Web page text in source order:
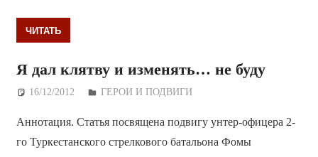
ЧИТАТЬ
Я дал клятву и изменять… не буду
16/12/2012 Дежурный по Редакции
ГЕРОИ И ПОДВИГИ
Аннотация. Статья посвящена подвигу унтер-офицера 2-
го Туркестанского стрелкового батальона Фомы